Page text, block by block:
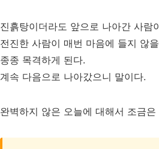
진흙탕이더라도 앞으로 나아간 사람
전진한 사람이 매번 마음에 들지 않
종종 목격하게 된다.
계속 다음으로 나아갔으니 말이다.
완벽하지 않은 오늘에 대해서 조금